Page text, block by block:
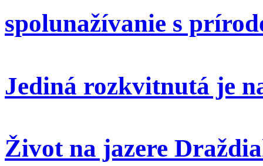
spolunažívanie s
Jediná rozkvitnutá je
Život na jazere